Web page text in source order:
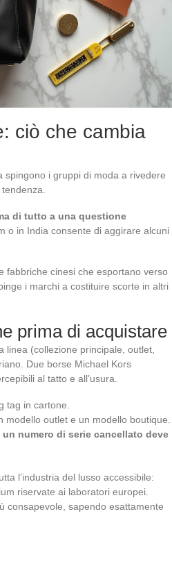
ciò che cambia
spingono i gruppi di moda a rivedere
di tutto a una questione
o in India consente di aggirare alcuni
fabbriche cinesi che esportano verso
i marchi a costituire scorte in altri
prima di acquistare
(collezione principale, outlet,
Due borse Michael Kors
al tatto e all’usura.
tag in cartone.
outlet e un modello boutique.
numero di serie cancellato deve
l’industria del lusso accessibile:
riservate ai laboratori europei.
consapevole, sapendo esattamente